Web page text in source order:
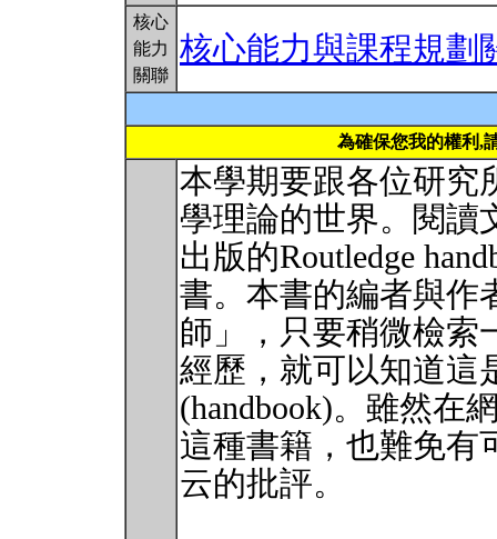
核心
能力
關聯
核心能力與課程規劃
為確保您我的權利,
本學期要跟各位研究
學理論的世界。閱讀
出版的Routledge
書。本書的編者與作
師」，只要稍微檢索
經歷，就可以知道這
(handbook)。雖然在
這種書籍，也難免有
云的批評。